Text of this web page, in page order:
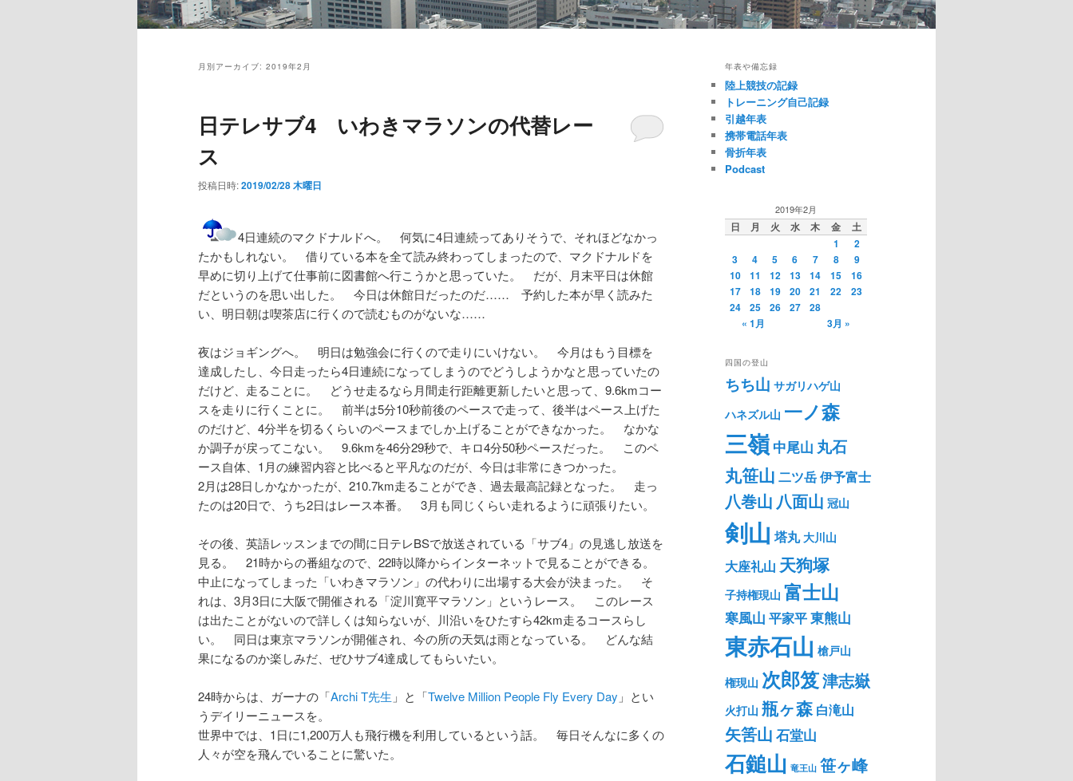
月別アーカイブ: 2019年2月
日テレサブ4 いわきマラソンの代替レー
ス
投稿日時:2019/02/28 木曜日
4日連続のマクドナルドへ。 何気に4日連続ってありそうで、それほどなかっ
たかもしれない。 借りている本を全て読み終わってしまったので、マクドナルドを
早めに切り上げて仕事前に図書館へ行こうかと思っていた。 だが、月末平日は休館
だというのを思い出した。 今日は休館日だったのだ…… 予約した本が早く読みた
い、明日朝は喫茶店に行くので読むものがないな……
夜はジョギングへ。 明日は勉強会に行くので走りにいけない。 今月はもう目標を
達成したし、今日走ったら4日連続になってしまうのでどうしようかなと思っていたの
だけど、走ることに。 どうせ走るなら月間走行距離更新したいと思って、9.6kmコー
スを走りに行くことに。 前半は5分10秒前後のペースで走って、後半はペース上げた
のだけど、4分半を切るくらいのペースまでしか上げることができなかった。 なかな
か調子が戻ってこない。 9.6kmを46分29秒で、キロ4分50秒ペースだった。 このペ
ース自体、1月の練習内容と比べると平凡なのだが、今日は非常にきつかった。
2月は28日しかなかったが、210.7km走ることができ、過去最高記録となった。 走っ
たのは20日で、うち2日はレース本番。 3月も同じくらい走れるように頑張りたい。
その後、英語レッスンまでの間に日テレBSで放送されている「サブ4」の見逃し放送を
見る。 21時からの番組なので、22時以降からインターネットで見ることができる。
中止になってしまった「いわきマラソン」の代わりに出場する大会が決まった。 そ
れは、3月3日に大阪で開催される「淀川寛平マラソン」というレース。 このレース
は出たことがないので詳しくは知らないが、川沿いをひたすら42km走るコースらし
い。 同日は東京マラソンが開催され、今の所の天気は雨となっている。 どんな結
果になるのか楽しみだ、ぜひサブ4達成してもらいたい。
24時からは、ガーナの「Archi T先生 」と「Twelve Million People Fly Every Day 」とい
うデイリーニュースを。
世界中では、1日に1,200万人も飛行機を利用しているという話。 毎日そんなに多くの
人々が空を飛んでいることに驚いた。
年表や備忘録
陸上競技の記録
トレーニング自己記録
引越年表
携帯電話年表
骨折年表
Podcast
2019年2月
日 月 火 水 木 金
土
1
2
3
4 5 6 7 8
9
10
11 12 13 14 15
16
17
18 19 20 21 22
23
24
25 26 27
28
« 1月
3月 »
四国の登山
ちち山 サガリハゲ山
ハネズル山 一ノ森
三嶺 中尾山 丸石
丸笹山 二ツ岳伊予富士
八巻山 八面山 冠山
剣山 塔丸 大川山
大座礼山 天狗塚
子持権現山 富士山
寒風山 平家平東熊山
東赤石山 槍戸山
権現山 次郎笈津志嶽
火打山 瓶ヶ森 白滝山
矢筈山 石堂山
石鎚山 竜王山 笹ヶ峰